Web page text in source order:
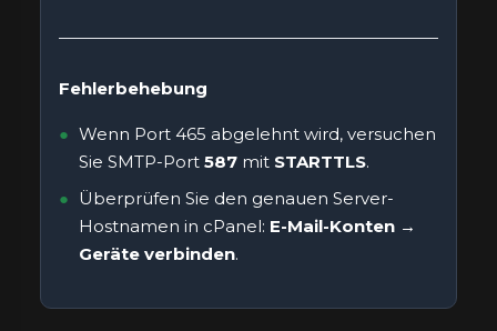
Fehlerbehebung
Wenn Port 465 abgelehnt wird, versuchen
Sie SMTP-Port 587 mit STARTTLS.
Überprüfen Sie den genauen Server-
Hostnamen in cPanel: E-Mail-Konten →
Geräte verbinden.